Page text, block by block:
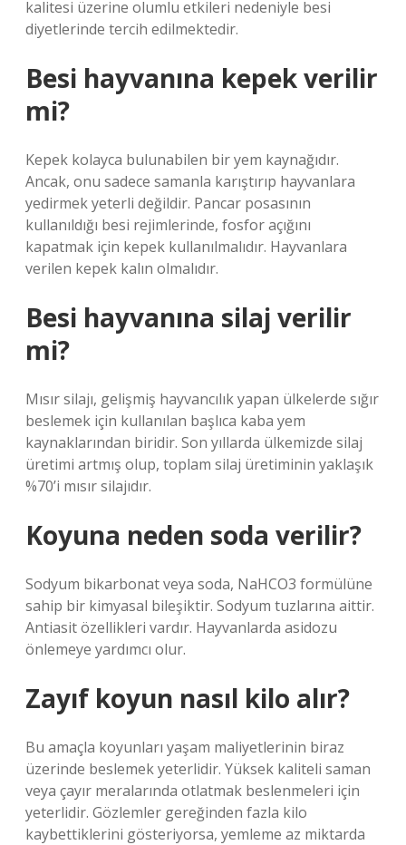
kalitesi üzerine olumlu etkileri nedeniyle besi
diyetlerinde tercih edilmektedir.
Besi hayvanına kepek verilir
mi?
Kepek kolayca bulunabilen bir yem kaynağıdır.
Ancak, onu sadece samanla karıştırıp hayvanlara
yedirmek yeterli değildir. Pancar posasının
kullanıldığı besi rejimlerinde, fosfor açığını
kapatmak için kepek kullanılmalıdır. Hayvanlara
verilen kepek kalın olmalıdır.
Besi hayvanına silaj verilir
mi?
Mısır silajı, gelişmiş hayvancılık yapan ülkelerde sığır
beslemek için kullanılan başlıca kaba yem
kaynaklarından biridir. Son yıllarda ülkemizde silaj
üretimi artmış olup, toplam silaj üretiminin yaklaşık
%70’i mısır silajıdır.
Koyuna neden soda verilir?
Sodyum bikarbonat veya soda, NaHCO3 formülüne
sahip bir kimyasal bileşiktir. Sodyum tuzlarına aittir.
Antiasit özellikleri vardır. Hayvanlarda asidozu
önlemeye yardımcı olur.
Zayıf koyun nasıl kilo alır?
Bu amaçla koyunları yaşam maliyetlerinin biraz
üzerinde beslemek yeterlidir. Yüksek kaliteli saman
veya çayır meralarında otlatmak beslenmeleri için
yeterlidir. Gözlemler gereğinden fazla kilo
kaybettiklerini gösteriyorsa, yemleme az miktarda